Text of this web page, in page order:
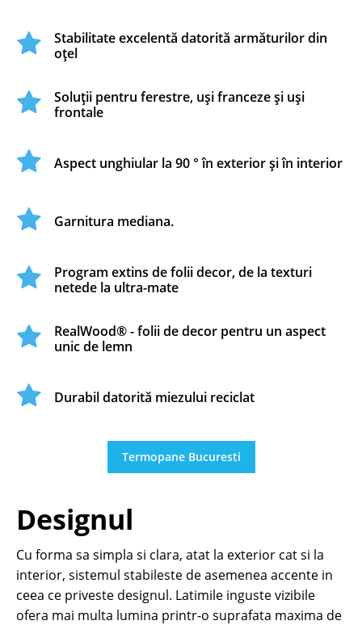
Stabilitate excelentă datorită armăturilor din
oțel
Soluții pentru ferestre, uși franceze și uși
frontale
Aspect unghiular la 90 ° în exterior și în interior
Garnitura mediana.
Program extins de folii decor, de la texturi
netede la ultra-mate
RealWood® - folii de decor pentru un aspect
unic de lemn
Durabil datorită miezului reciclat
Termopane Bucuresti
Designul
Cu forma sa simpla si clara, atat la exterior cat si la
interior, sistemul stabileste de asemenea accente in
ceea ce priveste designul. Latimile inguste vizibile
ofera mai multa lumina printr-o suprafata maxima de